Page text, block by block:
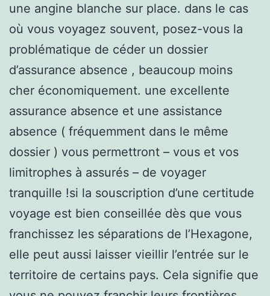
une angine blanche sur place. dans le cas
où vous voyagez souvent, posez-vous la
problématique de céder un dossier
d’assurance absence , beaucoup moins
cher économiquement. une excellente
assurance absence et une assistance
absence ( fréquemment dans le même
dossier ) vous permettront – vous et vos
limitrophes à assurés – de voyager
tranquille !si la souscription d’une certitude
voyage est bien conseillée dès que vous
franchissez les séparations de l’Hexagone,
elle peut aussi laisser vieillir l’entrée sur le
territoire de certains pays. Cela signifie que